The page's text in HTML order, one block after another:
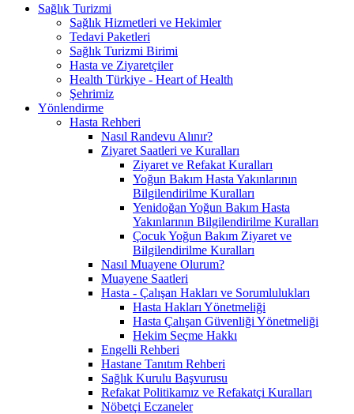
Sağlık Turizmi
Sağlık Hizmetleri ve Hekimler
Tedavi Paketleri
Sağlık Turizmi Birimi
Hasta ve Ziyaretçiler
Health Türkiye - Heart of Health
Şehrimiz
Yönlendirme
Hasta Rehberi
Nasıl Randevu Alınır?
Ziyaret Saatleri ve Kuralları
Ziyaret ve Refakat Kuralları
Yoğun Bakım Hasta Yakınlarının
Bilgilendirilme Kuralları
Yenidoğan Yoğun Bakım Hasta
Yakınlarının Bilgilendirilme Kuralları
Çocuk Yoğun Bakım Ziyaret ve
Bilgilendirilme Kuralları
Nasıl Muayene Olurum?
Muayene Saatleri
Hasta - Çalışan Hakları ve Sorumlulukları
Hasta Hakları Yönetmeliği
Hasta Çalışan Güvenliği Yönetmeliği
Hekim Seçme Hakkı
Engelli Rehberi
Hastane Tanıtım Rehberi
Sağlık Kurulu Başvurusu
Refakat Politikamız ve Refakatçi Kuralları
Nöbetçi Eczaneler